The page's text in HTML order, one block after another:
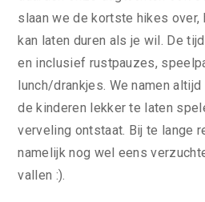
slaan we de kortste hikes
kan laten duren als je wil. De
en inclusief rustpauzes,
lunch/drankjes. We namen
de kinderen lekker te laten
verveling ontstaat. Bij te lange
namelijk nog wel eens
vallen :).